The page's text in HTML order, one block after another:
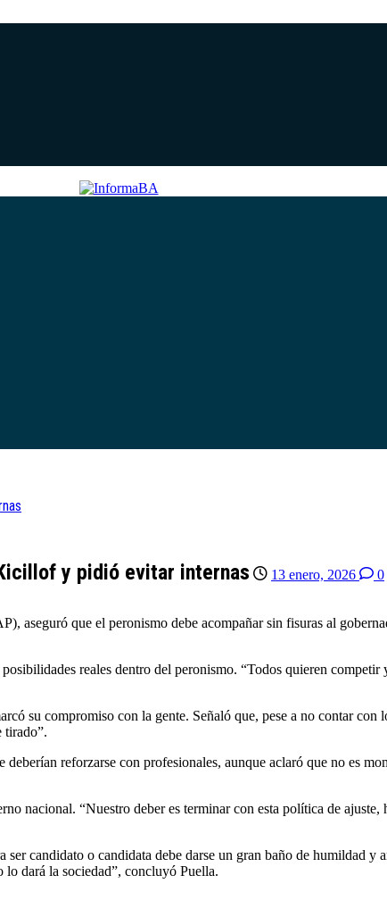
y pidió evitar internas 13 enero, 2026 0
aseguró que el peronismo debe acompañar sin fisuras al
reales dentro del peronismo. “Todos quieren competir
su compromiso con la gente. Señaló que, pese a no contar
tirado”.
reforzarse con profesionales, aunque aclaró que no es
nacional. “Nuestro deber es terminar con esta política de
candidato o candidata debe darse un gran baño de humildad y
dará la sociedad”, concluyó Puella.